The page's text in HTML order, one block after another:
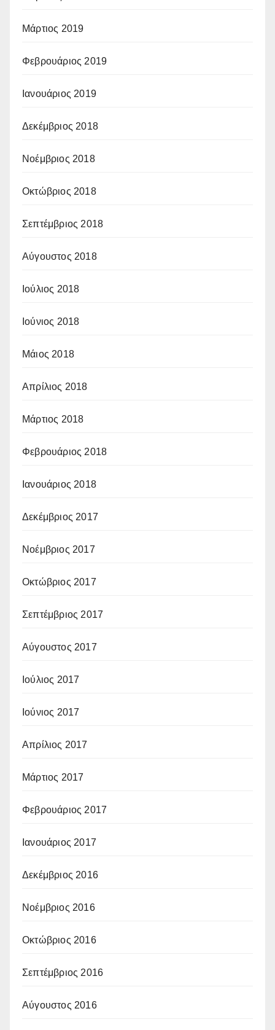
Μάρτιος 2019
Φεβρουάριος 2019
Ιανουάριος 2019
Δεκέμβριος 2018
Νοέμβριος 2018
Οκτώβριος 2018
Σεπτέμβριος 2018
Αύγουστος 2018
Ιούλιος 2018
Ιούνιος 2018
Μάιος 2018
Απρίλιος 2018
Μάρτιος 2018
Φεβρουάριος 2018
Ιανουάριος 2018
Δεκέμβριος 2017
Νοέμβριος 2017
Οκτώβριος 2017
Σεπτέμβριος 2017
Αύγουστος 2017
Ιούλιος 2017
Ιούνιος 2017
Απρίλιος 2017
Μάρτιος 2017
Φεβρουάριος 2017
Ιανουάριος 2017
Δεκέμβριος 2016
Νοέμβριος 2016
Οκτώβριος 2016
Σεπτέμβριος 2016
Αύγουστος 2016